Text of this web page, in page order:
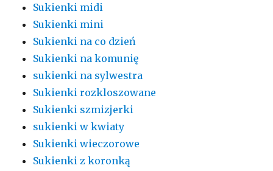
Sukienki midi
Sukienki mini
Sukienki na co dzień
Sukienki na komunię
sukienki na sylwestra
Sukienki rozkloszowane
Sukienki szmizjerki
sukienki w kwiaty
Sukienki wieczorowe
Sukienki z koronką